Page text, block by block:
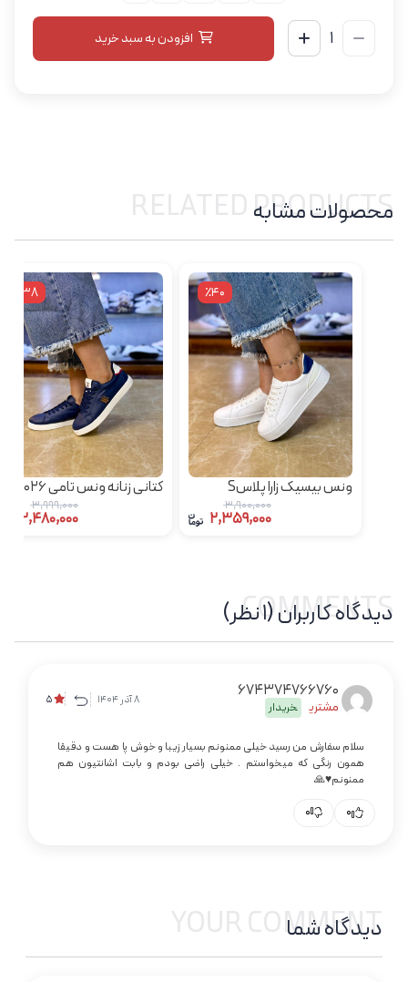
افزودن به سبد خرید
محصولات مشابه
RELATED PRODUCTS
٪40
ونس بیسیک زارا پلاسS
3,900,000
2,359,000
٪38
کتانی زنانه ونس تامی 2026
3,999,000
2,480,000
دیدگاه کاربران (1 نظر)
COMMENTS
674374766760
مشتری خریدار 8 آذر 1404 5
سلام سفارش من رسید خیلی ممنونم بسیار زیبا و خوش پا هست و دقیقا
همون رنگی که میخواستم . خیلی راضی بودم و بابت اشانتیون هم
ممنونم♥️🙏
0
0
دیدگاه شما
YOUR COMMENT